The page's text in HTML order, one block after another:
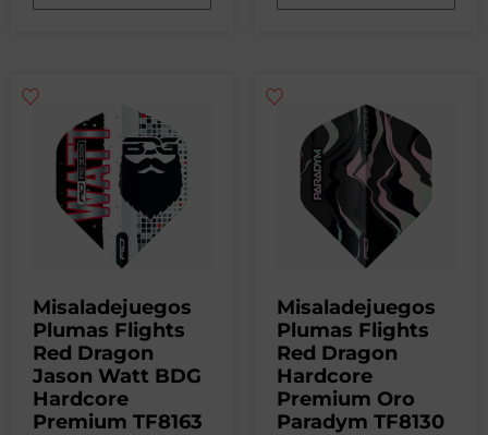
Misaladejuegos
Plumas Flights
Red Dragon
Jason Watt BDG
Hardcore
Premium TF8163
Misaladejuegos
Plumas Flights
Red Dragon
Hardcore
Premium Oro
Paradym TF8130